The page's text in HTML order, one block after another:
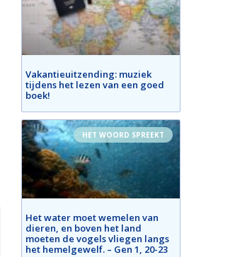
Vakantieuitzending: muziek
tijdens het lezen van een goed
boek!
HET WOORD SPREEKT
Het water moet wemelen van
dieren, en boven het land
moeten de vogels vliegen langs
het hemelgewelf. – Gen 1, 20-23